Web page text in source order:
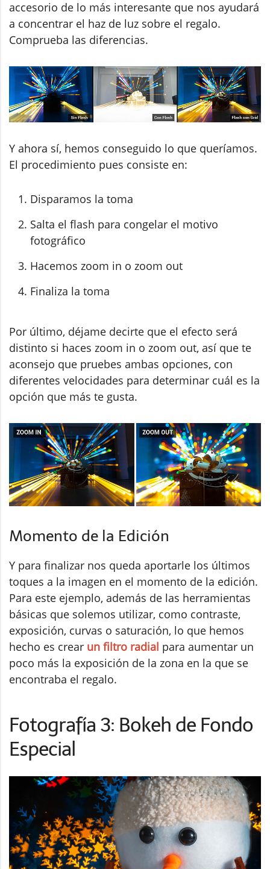
accesorio de lo más interesante que nos ayudará
a concentrar el haz de luz sobre el regalo.
Comprueba las diferencias.
Y ahora sí, hemos conseguido lo que queríamos.
El procedimiento pues consiste en:
Disparamos la toma
Salta el flash para congelar el motivo
fotográfico
Hacemos zoom in o zoom out
Finaliza la toma
Por último, déjame decirte que el efecto será
distinto si haces zoom in o zoom out, así que te
aconsejo que pruebes ambas opciones, con
diferentes velocidades para determinar cuál es la
opción que más te gusta.
Momento de la Edición
Y para finalizar nos queda aportarle los últimos
toques a la imagen en el momento de la edición.
Para este ejemplo, además de las herramientas
básicas que solemos utilizar, como contraste,
exposición, curvas o saturación, lo que hemos
hecho es crear un filtro radial para aumentar un
poco más la exposición de la zona en la que se
encontraba el regalo.
Fotografía 3: Bokeh de Fondo
Especial